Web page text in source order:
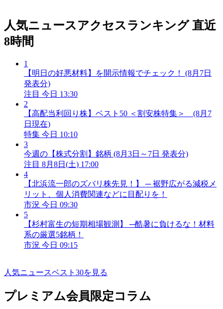
人気ニュースアクセスランキング 直近
8時間
1
【明日の好悪材料】を開示情報でチェック！ (8月7日
発表分)
注目 今日 13:30
2
【高配当利回り株】ベスト50 ＜割安株特集＞ (8月7
日現在)
特集 今日 10:10
3
今週の【株式分割】銘柄 (8月3日～7日 発表分)
注目 8月8日(土) 17:00
4
【北浜流一郎のズバリ株先見！】 ─ 裾野広がる減税メ
リット、個人消費関連などに目配りを！
市況 今日 09:30
5
【杉村富生の短期相場観測】 ─酷暑に負けるな！材料
系の厳選5銘柄！
市況 今日 09:15
人気ニュースベスト30を見る
プレミアム会員限定コラム